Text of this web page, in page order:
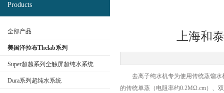
Products
全部产品
美国泽拉布Thelab系列
Super超越系列全触屏超纯水系统
Dura系列超纯水系统
上海和
去离子纯水机专为使用传统蒸馏水
的传统单蒸（电阻率约0.2MΩ.cm）、